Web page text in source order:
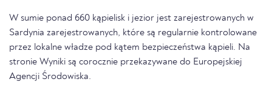
W sumie ponad 660 kąpielisk i jezior jest zarejestrowanych w
Sardynia zarejestrowanych, które są regularnie kontrolowane
przez lokalne władze pod kątem bezpieczeństwa kąpieli. Na
stronie Wyniki są corocznie przekazywane do Europejskiej
Agencji Środowiska.